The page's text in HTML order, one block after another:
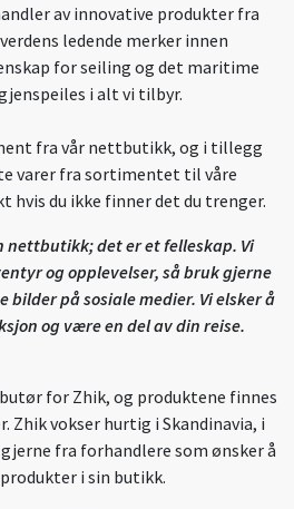
av innovative produkter fra
ledende merker innen
for seiling og det maritime
i alt vi tilbyr.
fra vår nettbutikk, og i tillegg
varer fra sortimentet til våre
hvis du ikke finner det du trenger.
nettbutikk; det er et felleskap. Vi
og opplevelser, så bruk gjerne
bilder på sosiale medier. Vi elsker å
og være en del av din reise.
for Zhik, og produktene finnes
Zhik vokser hurtig i Skandinavia, i
gjerne fra forhandlere som ønsker å
i sin butikk.